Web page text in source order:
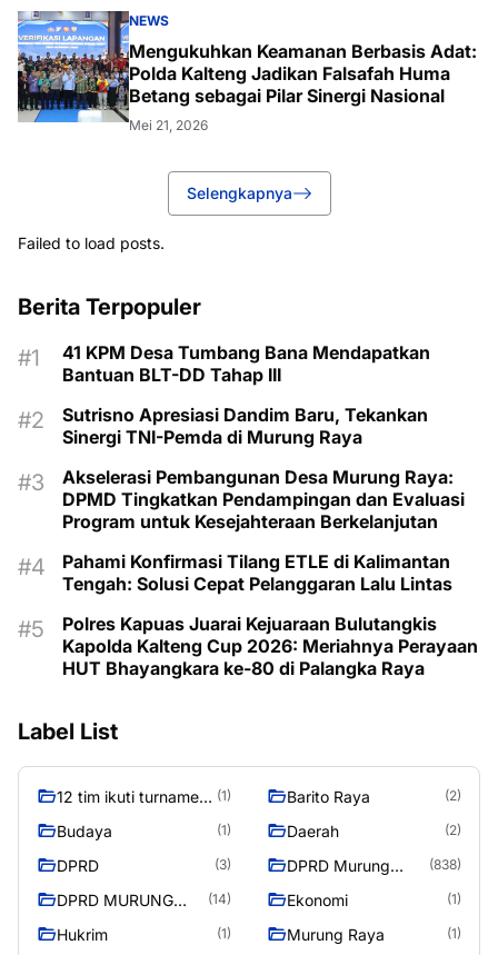
NEWS
Mengukuhkan Keamanan Berbasis Adat:
Polda Kalteng Jadikan Falsafah Huma
Betang sebagai Pilar Sinergi Nasional
Mei 21, 2026
Selengkapnya
Failed to load posts.
Berita Terpopuler
41 KPM Desa Tumbang Bana Mendapatkan
Bantuan BLT-DD Tahap III
Sutrisno Apresiasi Dandim Baru, Tekankan
Sinergi TNI-Pemda di Murung Raya
Akselerasi Pembangunan Desa Murung Raya:
DPMD Tingkatkan Pendampingan dan Evaluasi
Program untuk Kesejahteraan Berkelanjutan
Pahami Konfirmasi Tilang ETLE di Kalimantan
Tengah: Solusi Cepat Pelanggaran Lalu Lintas
Polres Kapuas Juarai Kejuaraan Bulutangkis
Kapolda Kalteng Cup 2026: Meriahnya Perayaan
HUT Bhayangkara ke-80 di Palangka Raya
Label List
12 tim ikuti turnamen
Raya
(1) Barito Raya (2)
Budaya (1) Daerah (2)
DPRD (3)
DPRD Murung
(838)
DPRD MURUNG
(14) Ekonomi (1)
Hukrim (1) Murung Raya (1)